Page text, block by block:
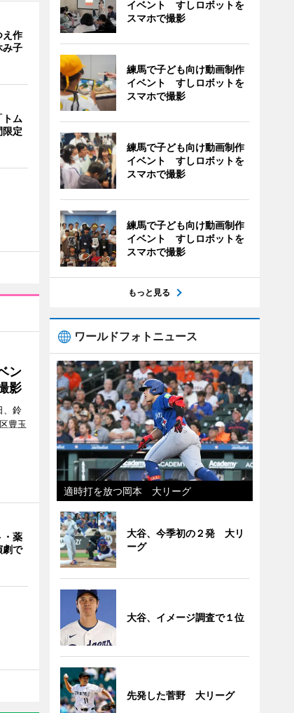
え作
子
トム
定
ン
影
、鈴
豊玉
・薬
で
イベント すしロボットを
スマホで撮影
練馬で子ども向け動画制作
イベント すしロボットを
スマホで撮影
練馬で子ども向け動画制作
イベント すしロボットを
スマホで撮影
練馬で子ども向け動画制作
イベント すしロボットを
スマホで撮影
もっと見る
ワールドフォトニュース
適時打を放つ岡本 大リーグ
大谷、今季初の２発 大リ
ーグ
大谷、イメージ調査で１位
先発した菅野 大リーグ